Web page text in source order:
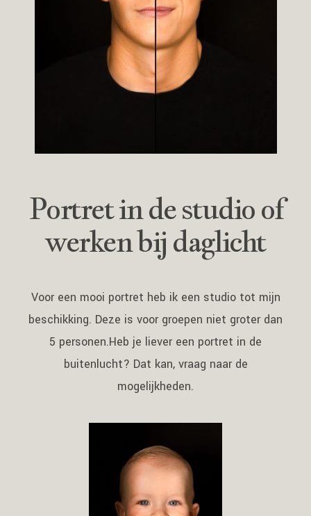
Portret in de studio of
werken bij daglicht
Voor een mooi portret heb ik een studio tot mijn
beschikking. Deze is voor groepen niet groter dan
5 personen.Heb je liever een portret in de
buitenlucht? Dat kan, vraag naar de
mogelijkheden.